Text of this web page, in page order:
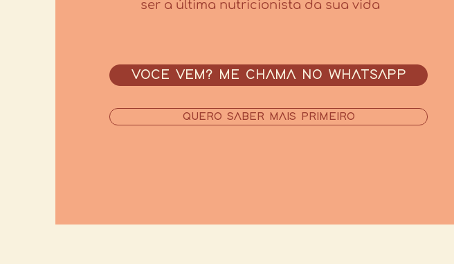
ser a última nutricionista da sua vida
VOCE VEM? ME CHAMA NO WHATSAPP
QUERO SABER MAIS PRIMEIRO